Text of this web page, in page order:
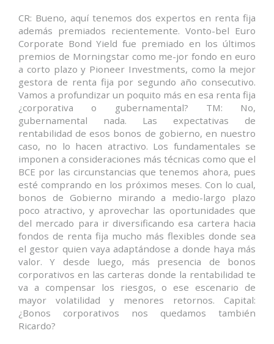
CR: Bueno, aquí tenemos dos expertos en renta fija
además premiados recientemente. Vonto-bel Euro
Corporate Bond Yield fue premiado en los últimos
premios de Morningstar como me-jor fondo en euro
a corto plazo y Pioneer Investments, como la mejor
gestora de renta fija por segundo año consecutivo.
Vamos a profundizar un poquito más en esa renta fija
¿corporativa o gubernamental? TM: No,
gubernamental nada. Las expectativas de
rentabilidad de esos bonos de gobierno, en nuestro
caso, no lo hacen atractivo. Los fundamentales se
imponen a consideraciones más técnicas como que el
BCE por las circunstancias que tenemos ahora, pues
esté comprando en los próximos meses. Con lo cual,
bonos de Gobierno mirando a medio-largo plazo
poco atractivo, y aprovechar las oportunidades que
del mercado para ir diversificando esa cartera hacia
fondos de renta fija mucho más flexibles donde sea
el gestor quien vaya adaptándose a donde haya más
valor. Y desde luego, más presencia de bonos
corporativos en las carteras donde la rentabilidad te
va a compensar los riesgos, o ese escenario de
mayor volatilidad y menores retornos. Capital:
¿Bonos corporativos nos quedamos también
Ricardo?